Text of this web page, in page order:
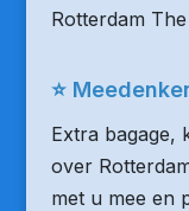
Rotterdam
⭐
Extra bagage,
over
met u mee en